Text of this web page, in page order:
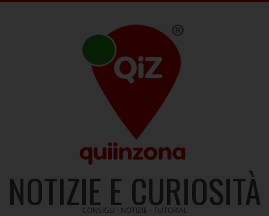
NOTIZIE E CURIOSITÀ
CONSIGLI - NOTIZIE - TUTORIAL